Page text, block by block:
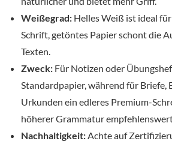
Weißegrad: Helles Weiß ist ideal
Schrift, getöntes Papier schont die
Texten.
Zweck: Für Notizen oder
Standardpapier, während für Briefe,
Urkunden ein edleres Premium-
höherer Grammatur
Nachhaltigkeit:Achte auf